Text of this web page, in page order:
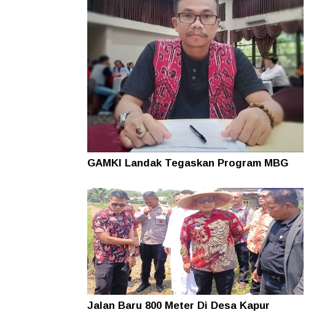
GAMKI Landak Tegaskan Program MBG
Jalan Baru 800 Meter Di Desa Kapur